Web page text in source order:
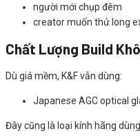
người mới chụp đêm
creator muốn thử long
Chất Lượng Build
Dù giá mềm, K&F vẫn dùng:
Japanese AGC optical
Đây cũng là loại kính hãng